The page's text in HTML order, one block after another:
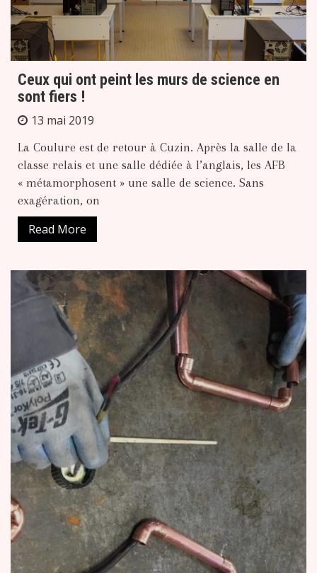
Ceux qui ont peint les murs de science en
sont fiers !
13 mai 2019
La Coulure est de retour à Cuzin. Après la salle de la
classe relais et une salle dédiée à l’anglais, les AFB
« métamorphosent » une salle de science. Sans
exagération, on
Read More